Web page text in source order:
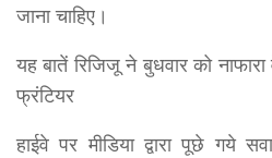
जाना चाहिए।
यह बातें रिजिजू ने बुधवार को
फ्रंटियर
हाईवे पर मीडिया द्वारा पूछे